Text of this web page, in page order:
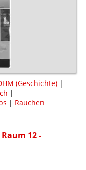
(Geschichte) |
|
| Rauchen
12 -